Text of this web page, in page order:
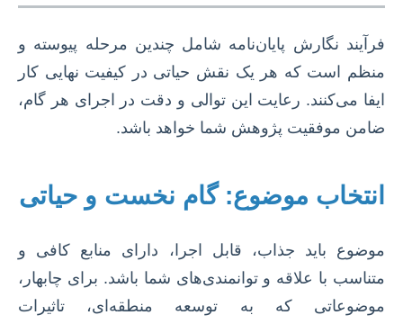
فرآیند نگارش پایان‌نامه شامل چندین مرحله پیوسته و
منظم است که هر یک نقش حیاتی در کیفیت نهایی کار
ایفا می‌کنند. رعایت این توالی و دقت در اجرای هر گام،
ضامن موفقیت پژوهش شما خواهد باشد.
انتخاب موضوع: گام نخست و حیاتی
موضوع باید جذاب، قابل اجرا، دارای منابع کافی و
متناسب با علاقه و توانمندی‌های شما باشد. برای چابهار،
موضوعاتی که به توسعه منطقه‌ای، تاثیرات